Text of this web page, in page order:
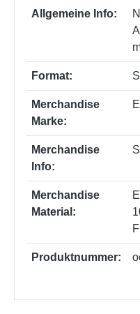
Allgemeine Info:
Format:
Merchandise
Marke:
Merchandise
Info:
Merchandise
Material:
Produktnummer: